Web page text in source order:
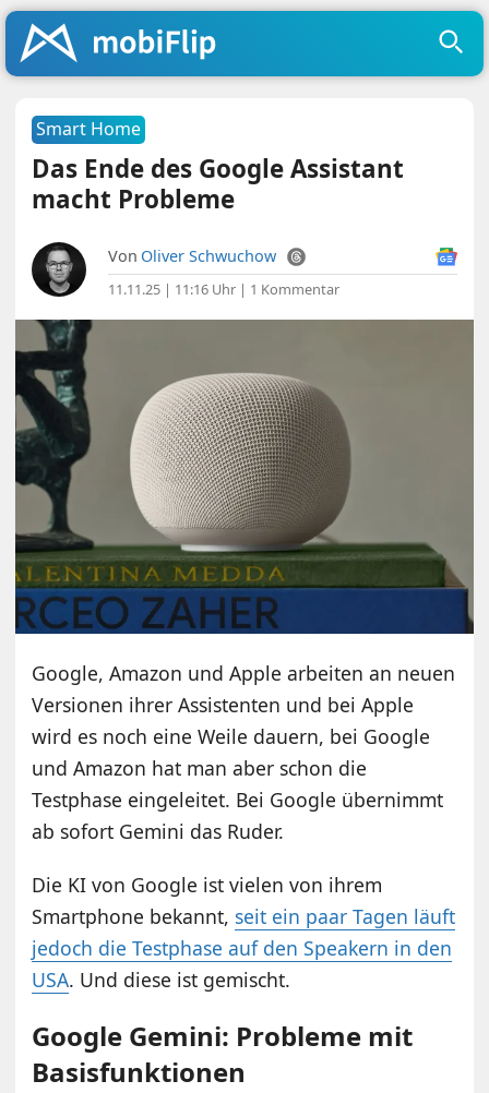
Smart Home
Das Ende des Google Assistant
macht Probleme
Von Oliver Schwuchow
11.11.25 | 11:16 Uhr | 1 Kommentar
Google, Amazon und Apple arbeiten an neuen
Versionen ihrer Assistenten und bei Apple
wird es noch eine Weile dauern, bei Google
und Amazon hat man aber schon die
Testphase eingeleitet. Bei Google übernimmt
ab sofort Gemini das Ruder.
Die KI von Google ist vielen von ihrem
Smartphone bekannt, seit ein paar Tagen läuft
jedoch die Testphase auf den Speakern in den
USA. Und diese ist gemischt.
Google Gemini: Probleme mit
Basisfunktionen